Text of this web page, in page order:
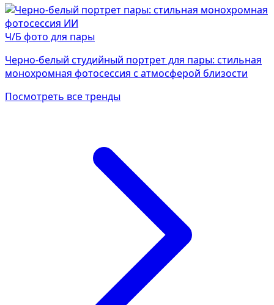
Ч/Б фото для пары
Черно-белый студийный портрет для пары: стильная
монохромная фотосессия с атмосферой близости
Посмотреть все тренды